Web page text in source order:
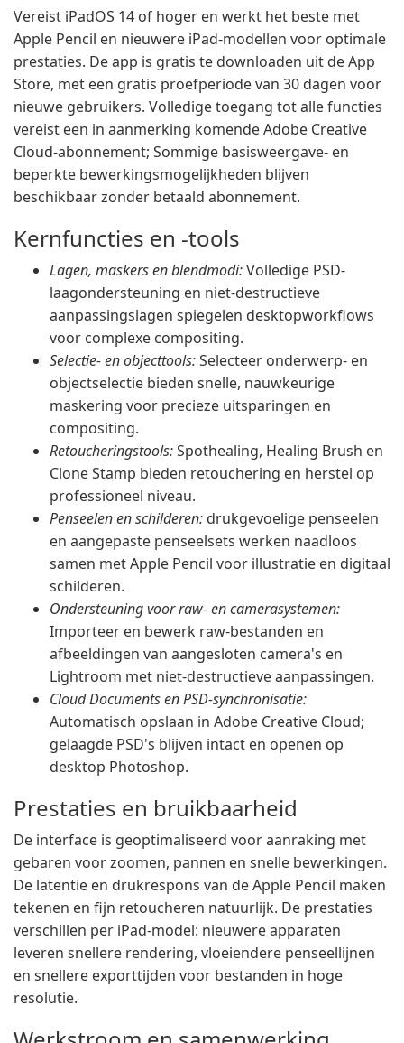
Vereist iPadOS 14 of hoger en werkt het beste met
Apple Pencil en nieuwere iPad-modellen voor optimale
prestaties. De app is gratis te downloaden uit de App
Store, met een gratis proefperiode van 30 dagen voor
nieuwe gebruikers. Volledige toegang tot alle functies
vereist een in aanmerking komende Adobe Creative
Cloud-abonnement; Sommige basisweergave- en
beperkte bewerkingsmogelijkheden blijven
beschikbaar zonder betaald abonnement.
Kernfuncties en -tools
Lagen, maskers en blendmodi:Volledige PSD-
laagondersteuning en niet-destructieve
aanpassingslagen spiegelen desktopworkflows
voor complexe compositing.
Selectie- en objecttools:Selecteer onderwerp- en
objectselectie bieden snelle, nauwkeurige
maskering voor precieze uitsparingen en
compositing.
Retoucheringstools:Spothealing, Healing Brush en
Clone Stamp bieden retouchering en herstel op
professioneel niveau.
Penseelen en schilderen: drukgevoelige penseelen
en aangepaste penseelsets werken naadloos
samen met Apple Pencil voor illustratie en digitaal
schilderen.
Ondersteuning voor raw- en camerasystemen:
Importeer en bewerk raw-bestanden en
afbeeldingen van aangesloten camera's en
Lightroom met niet-destructieve aanpassingen.
Cloud Documents en PSD-synchronisatie:
Automatisch opslaan in Adobe Creative Cloud;
gelaagde PSD's blijven intact en openen op
desktop Photoshop.
Prestaties en bruikbaarheid
De interface is geoptimaliseerd voor aanraking met
gebaren voor zoomen, pannen en snelle bewerkingen.
De latentie en drukrespons van de Apple Pencil maken
tekenen en fijn retoucheren natuurlijk. De prestaties
verschillen per iPad-model: nieuwere apparaten
leveren snellere rendering, vloeiendere penseellijnen
en snellere exporttijden voor bestanden in hoge
resolutie.